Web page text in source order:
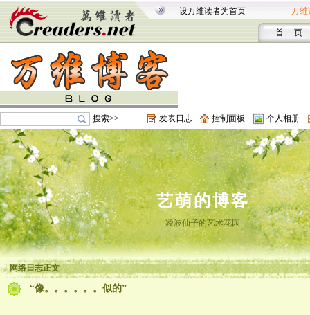
设万维读者为首页 万维
首 页
搜索>> 发表日志 控制面板 个人相册
艺萌的博客
凌波仙子的艺术花园
网络日志正文
“像。。。。。。似的”